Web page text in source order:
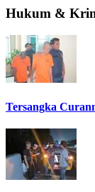
Hukum &
Tersangka